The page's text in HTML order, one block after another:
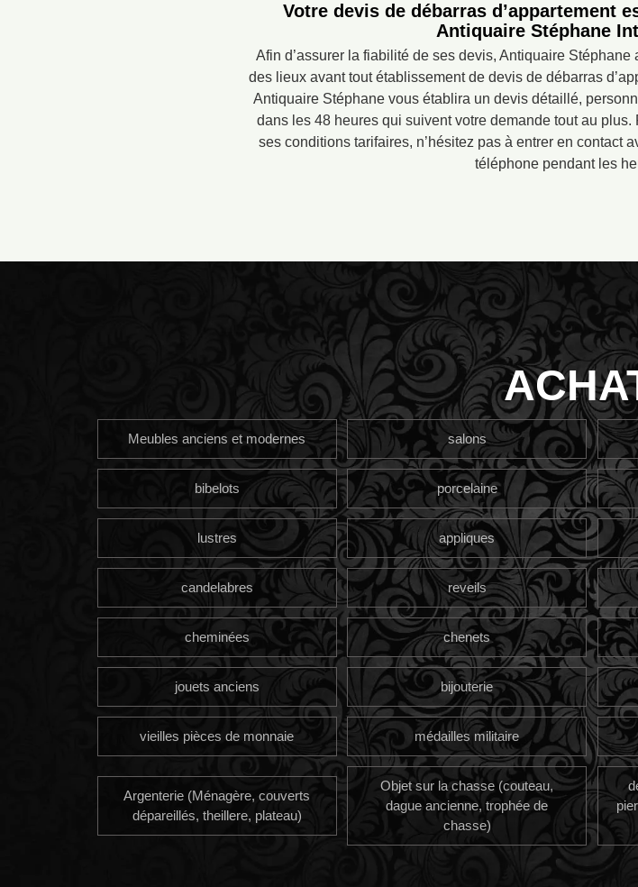
Votre devis de débarras d’appartement
Antiquaire Stéphane
Afin d’assurer la fiabilité de ses devis, Antiquaire
des lieux avant tout établissement de devis de débarras
Antiquaire Stéphane vous établira un devis détaillé,
dans les 48 heures qui suivent votre demande tout au
ses conditions tarifaires, n’hésitez pas à entrer en contact
téléphone pendant les
Meubles anciens et modernes salons
bibelots porcelaine
lustres appliques
candelabres reveils
cheminées chenets
jouets anciens bijouterie
vieilles pièces de monnaie médailles militaire
Argenterie (Ménagère, couverts
dépareillés, theillere, plateau)
Objet sur la chasse (couteau,
dague ancienne, trophée de
chasse)